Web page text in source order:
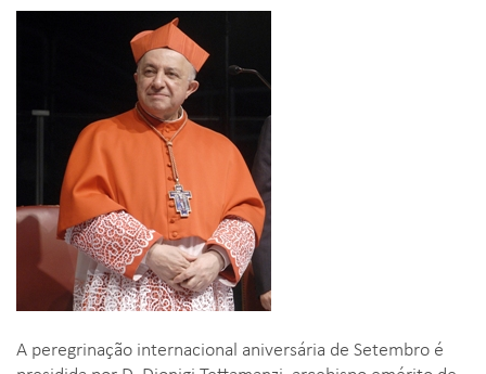
A peregrinação internacional aniversária de Setembro é